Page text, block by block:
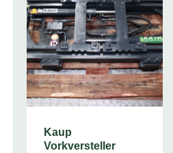
Kaup
Vorkversteller